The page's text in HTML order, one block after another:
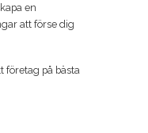
en
att förse dig
företag på bästa